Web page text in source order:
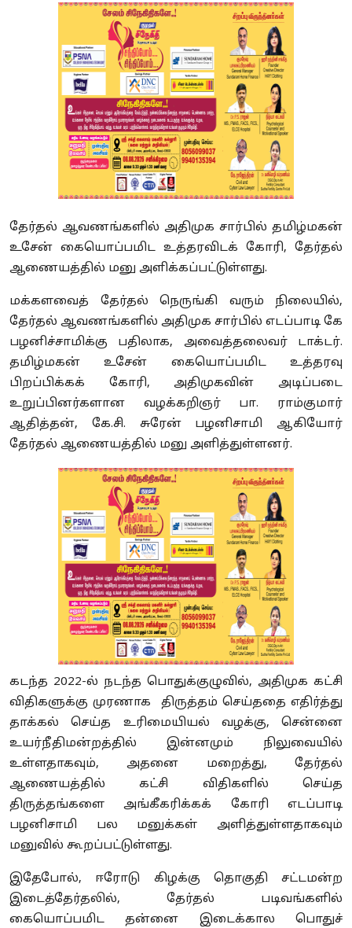
தேர்தல் ஆவணங்களில் அதிமுக சார்பில் தமிழ்மகன்
உசேன் கையொப்பமிட உத்தரவிடக் கோரி, தேர்தல்
ஆணையத்தில் மனு அளிக்கப்பட்டுள்ளது.
மக்களவைத் தேர்தல் நெருங்கி வரும் நிலையில்,
தேர்தல் ஆவணங்களில் அதிமுக சார்பில் எடப்பாடி கே
பழனிச்சாமிக்கு பதிலாக, அவைத்தலைவர் டாக்டர்.
தமிழ்மகன் உசேன் கையொப்பமிட உத்தரவு
பிறப்பிக்கக் கோரி, அதிமுகவின் அடிப்படை
உறுப்பினர்களான வழக்கறிஞர் பா. ராம்குமார்
ஆதித்தன், கே.சி. சுரேன் பழனிசாமி ஆகியோர்
தேர்தல் ஆணையத்தில் மனு அளித்துள்ளனர்.
கடந்த 2022-ல் நடந்த பொதுக்குழுவில், அதிமுக கட்சி
விதிகளுக்கு முரணாக திருத்தம் செய்ததை எதிர்த்து
தாக்கல் செய்த உரிமையியல் வழக்கு, சென்னை
உயர்நீதிமன்றத்தில் இன்னமும் நிலுவையில்
உள்ளதாகவும், அதனை மறைத்து, தேர்தல்
ஆணையத்தில் கட்சி விதிகளில் செய்த
திருத்தங்களை அங்கீகரிக்கக் கோரி எடப்பாடி
பழனிசாமி பல மனுக்கள் அளித்துள்ளதாகவும்
மனுவில் கூறப்பட்டுள்ளது.
இதேபோல், ஈரோடு கிழக்கு தொகுதி சட்டமன்ற
இடைத்தேர்தலில், தேர்தல் படிவங்களில்
கையொப்பமிட தன்னை இடைக்கால பொதுச்